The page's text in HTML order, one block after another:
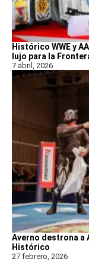
Histórico WWE y
lujo para la
7 abril, 2026
Averno destrona a
Histórico
27 febrero, 2026